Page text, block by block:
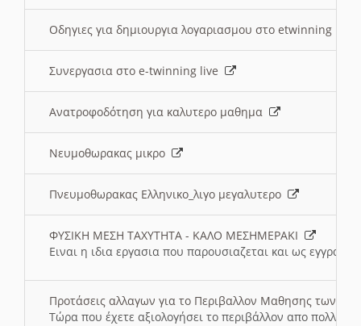
Οδηγιες για δημιουργια λογαριασμου στο etwinning
Συνεργασια στο e-twinning live
Ανατροφοδότηση για καλυτερο μαθημα
Νευμοθωρακας μικρο
Πνευμοθωρακας Ελληνικο_λιγο μεγαλυτερο
ΦΥΣΙΚΗ ΜΕΣΗ ΤΑΧΥΤΗΤΑ - ΚΑΛΟ ΜΕΣΗΜΕΡΑΚΙ
Ειναι η ιδια εργασια που παρουσιαζεται και ως
Προτάσεις αλλαγων για το Περιβαλλον Μαθησης των
Τώρα που έχετε αξιολογήσει το περιβάλλον απο πολλές